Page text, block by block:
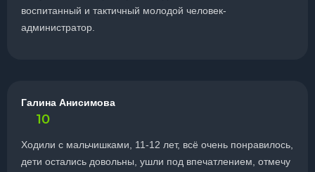
воспитанный и тактичный молодой человек-
администратор.
Галина Анисимова
10
Ходили с мальчишками, 11-12 лет, всё очень понравилось,
дети остались довольны, ушли под впечатлением, отмечу